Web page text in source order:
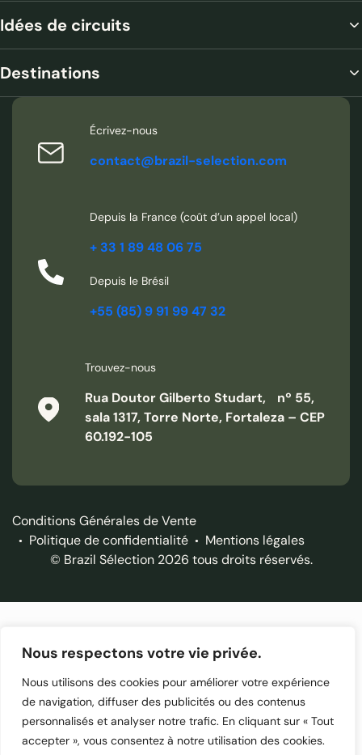
Nous respectons votre vie privée.
Nous utilisons des cookies pour améliorer votre expérience
de navigation, diffuser des publicités ou des contenus
personnalisés et analyser notre trafic. En cliquant sur « Tout
accepter », vous consentez à notre utilisation des cookies.
Idées de circuits
Destinations
Écrivez-nous
contact@brazil-selection.com
Depuis la France (coût d’un appel local)
+ 33 1 89 48 06 75
Depuis le Brésil
+55 (85) 9 91 99 47 32
Trouvez-nous
Rua Doutor Gilberto Studart, nº 55,
sala 1317, Torre Norte, Fortaleza – CEP
60.192-105
Conditions Générales de Vente
Politique de confidentialité
Mentions légales
© Brazil Sélection 2026 tous droits réservés.